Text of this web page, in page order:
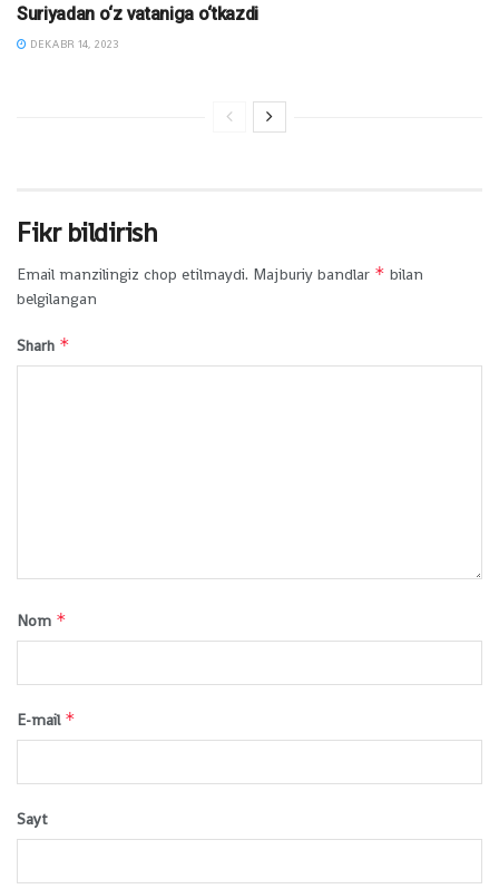
Suriyadan o‘z vataniga o‘tkazdi
DEKABR 14, 2023
Fikr bildirish
Email manzilingiz chop etilmaydi. Majburiy bandlar * bilan
belgilangan
Sharh *
Nom *
E-mail *
Sayt